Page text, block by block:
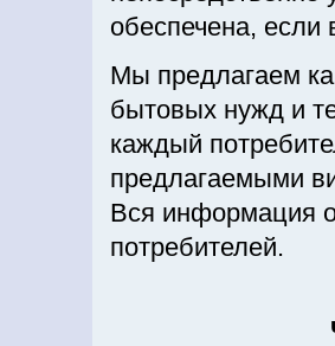
обеспечена,
Мы предлагаем
бытовых нужд и
каждый
предлагаемыми
Вся информация
потребителей.